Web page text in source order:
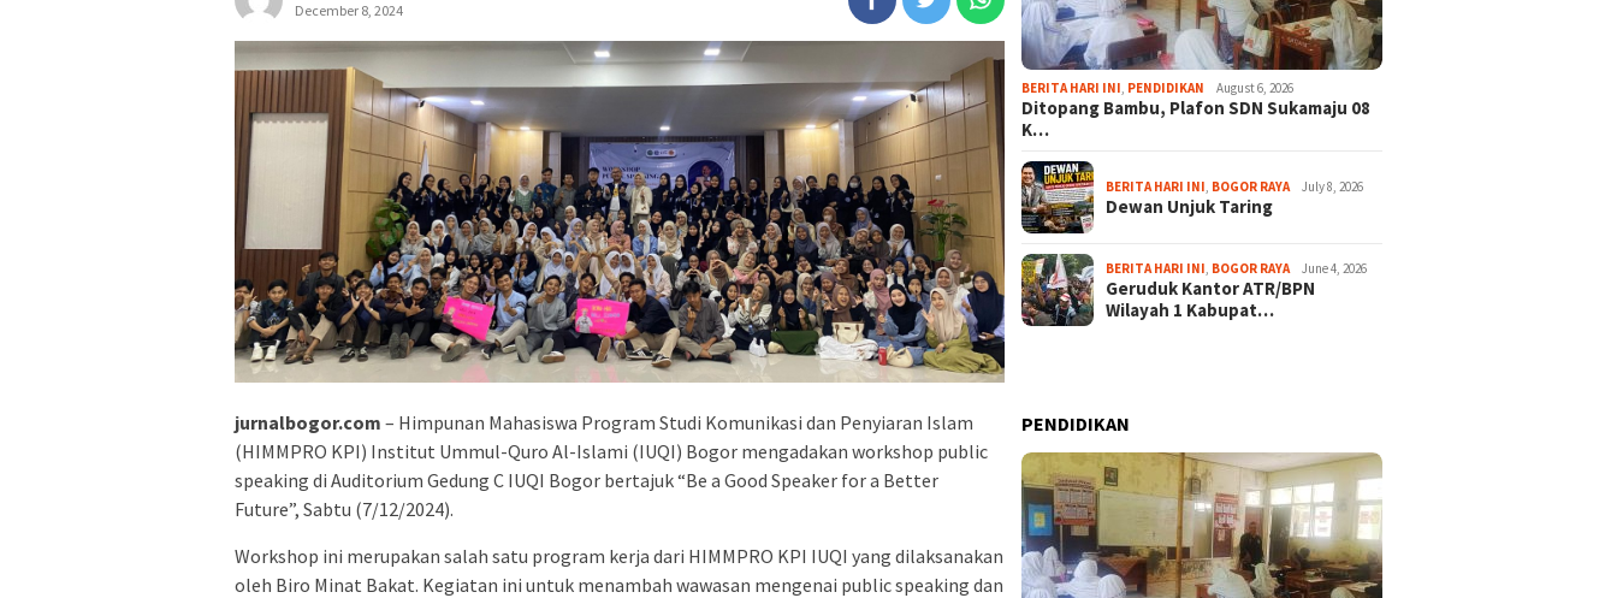
December 8, 2024
jurnalbogor.com – Himpunan Mahasiswa Program Studi Komunikasi dan Penyiaran Islam
(HIMMPRO KPI) Institut Ummul-Quro Al-Islami (IUQI) Bogor mengadakan workshop public
speaking di Auditorium Gedung C IUQI Bogor bertajuk “Be a Good Speaker for a Better
Future”, Sabtu (7/12/2024).
Workshop ini merupakan salah satu program kerja dari HIMMPRO KPI IUQI yang dilaksanakan
oleh Biro Minat Bakat. Kegiatan ini untuk menambah wawasan mengenai public speaking dan
BERITA HARI INI PENDIDIKAN August 6, 2026
Ditopang Bambu, Plafon SDN Sukamaju 08
K…
BERITA HARI INI BOGOR RAYA July 8, 2026
Dewan Unjuk Taring
BERITA HARI INI BOGOR RAYA June 4, 2026
Geruduk Kantor ATR/BPN
Wilayah 1 Kabupat…
PENDIDIKAN